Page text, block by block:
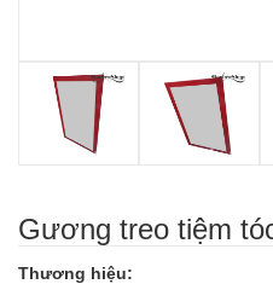
Gương treo tiệm
Thương hiệu: